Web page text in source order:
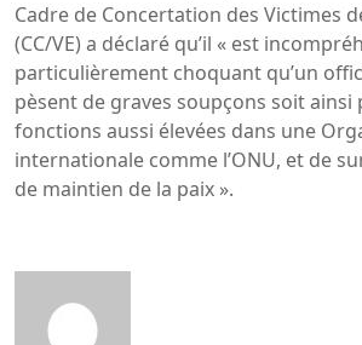
Cadre de Concertation des Victimes
(CC/VE) a déclaré qu’il « est
particulièrement choquant qu’un
pèsent de graves soupçons soit ainsi
fonctions aussi élevées dans une
internationale comme l’ONU, et de
de maintien de la paix ».